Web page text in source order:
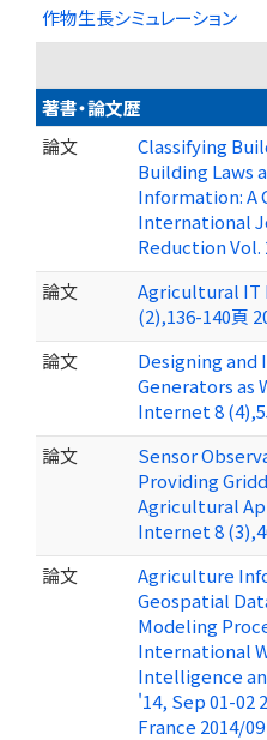
作物生長シミュレーション
著書・論文歴
論文
Classifying
Building Laws
Information: A
International
Reduction Vol.
論文
Agricultural IT
(2),136-140頁
論文
Designing
Generators as
Internet 8
論文
Sensor
Providing
Agricultural
Internet 8
論文
Agriculture
Geospatial
Modeling
International
Intelligence
'14, Sep 01-02
France 2014/09